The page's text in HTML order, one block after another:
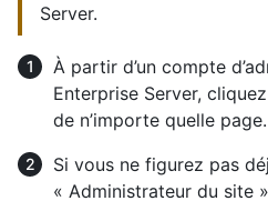
Server.
À partir d’un compte
Enterprise Server,
de n’importe quelle page.
Si vous ne figurez pas
« Administrateur du site